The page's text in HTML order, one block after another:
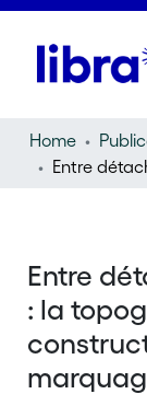
Home
Entre
: la